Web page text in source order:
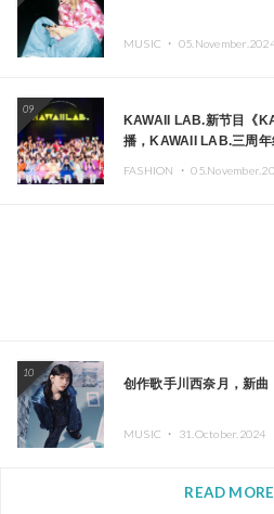
MUSIC ・
09
KAWAII LAB.新节目《
播，KAWAII LAB.三周
FASHION ・
10
创作歌手川西奈月，新
MUSIC ・ 31.October.2024
READ MORE